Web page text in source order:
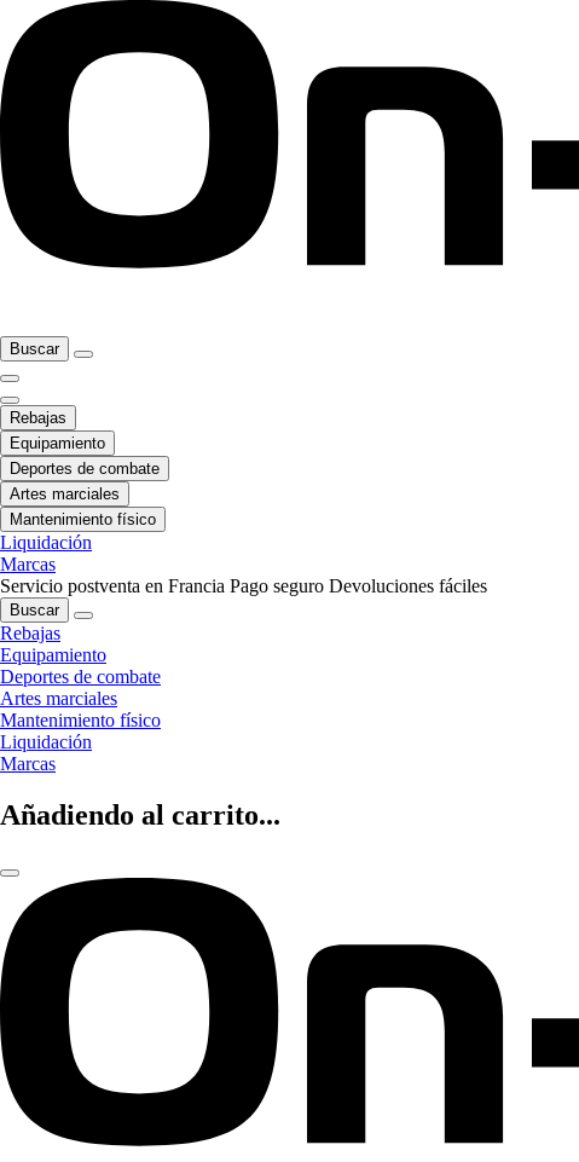
Buscar
Rebajas
Equipamiento
Deportes de combate
Artes marciales
Mantenimiento físico
Liquidación
Marcas
Servicio postventa en Francia Pago seguro Devoluciones fáciles
Buscar
Rebajas
Equipamiento
Deportes de combate
Artes marciales
Mantenimiento físico
Liquidación
Marcas
Añadiendo al carrito...